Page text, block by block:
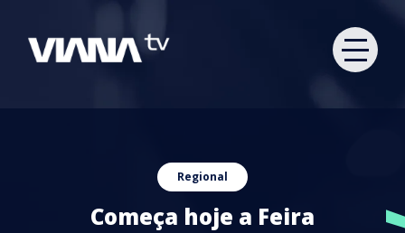
Regional
Começa hoje a Feira